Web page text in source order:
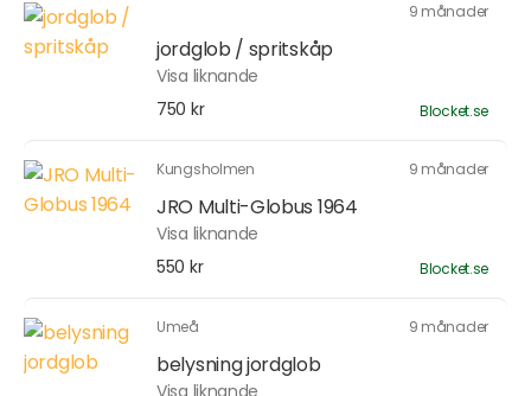
9 månader
jordglob / spritskåp
Visa liknande
750 kr
Blocket.se
Kungsholmen 9 månader
JRO Multi-Globus 1964
Visa liknande
550 kr
Blocket.se
Umeå 9 månader
belysning jordglob
Visa liknande